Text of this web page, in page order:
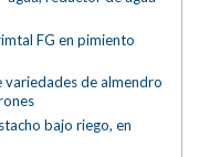
FG en pimiento
de almendro
bajo riego, en